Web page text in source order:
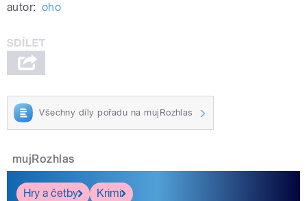
autor: oho
Všechny díly pořadu na mujRozhlas
mujRozhlas
Hry a četby
Krimi